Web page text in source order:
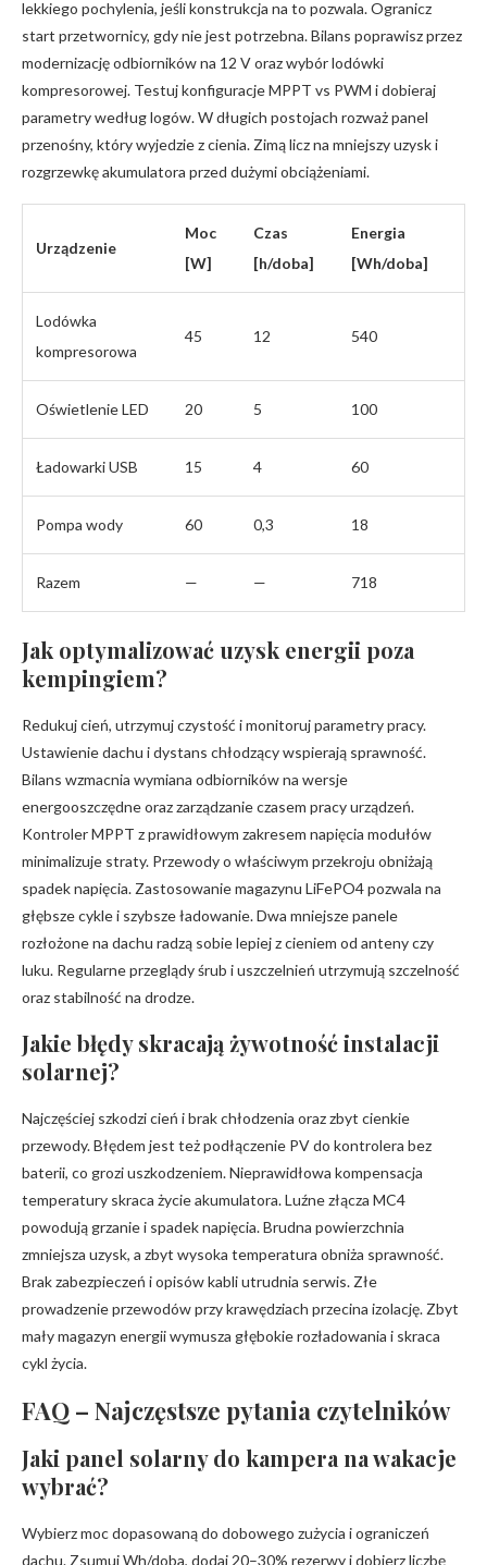
lekkiego pochylenia, jeśli konstrukcja na to pozwala. Ogranicz
start przetwornicy, gdy nie jest potrzebna. Bilans poprawisz przez
modernizację odbiorników na 12 V oraz wybór lodówki
kompresorowej. Testuj konfiguracje MPPT vs PWM i dobieraj
parametry według logów. W długich postojach rozważ panel
przenośny, który wyjedzie z cienia. Zimą licz na mniejszy uzysk i
rozgrzewkę akumulatora przed dużymi obciążeniami.
Urządzenie
Moc
[W]
Czas
[h/doba]
Energia
[Wh/doba]
Lodówka
kompresorowa
45 12 540
Oświetlenie LED 20 5 100
Ładowarki USB 15 4 60
Pompa wody 60 0,3 18
Razem — — 718
Jak optymalizować uzysk energii poza
kempingiem?
Redukuj cień, utrzymuj czystość i monitoruj parametry pracy.
Ustawienie dachu i dystans chłodzący wspierają sprawność.
Bilans wzmacnia wymiana odbiorników na wersje
energooszczędne oraz zarządzanie czasem pracy urządzeń.
Kontroler MPPT z prawidłowym zakresem napięcia modułów
minimalizuje straty. Przewody o właściwym przekroju obniżają
spadek napięcia. Zastosowanie magazynu LiFePO4 pozwala na
głębsze cykle i szybsze ładowanie. Dwa mniejsze panele
rozłożone na dachu radzą sobie lepiej z cieniem od anteny czy
luku. Regularne przeglądy śrub i uszczelnień utrzymują szczelność
oraz stabilność na drodze.
Jakie błędy skracają żywotność instalacji
solarnej?
Najczęściej szkodzi cień i brak chłodzenia oraz zbyt cienkie
przewody. Błędem jest też podłączenie PV do kontrolera bez
baterii, co grozi uszkodzeniem. Nieprawidłowa kompensacja
temperatury skraca życie akumulatora. Luźne złącza MC4
powodują grzanie i spadek napięcia. Brudna powierzchnia
zmniejsza uzysk, a zbyt wysoka temperatura obniża sprawność.
Brak zabezpieczeń i opisów kabli utrudnia serwis. Złe
prowadzenie przewodów przy krawędziach przecina izolację. Zbyt
mały magazyn energii wymusza głębokie rozładowania i skraca
cykl życia.
FAQ – Najczęstsze pytania czytelników
Jaki panel solarny do kampera na wakacje
wybrać?
Wybierz moc dopasowaną do dobowego zużycia i ograniczeń
dachu. Zsumuj Wh/doba, dodaj 20–30% rezerwy i dobierz liczbę